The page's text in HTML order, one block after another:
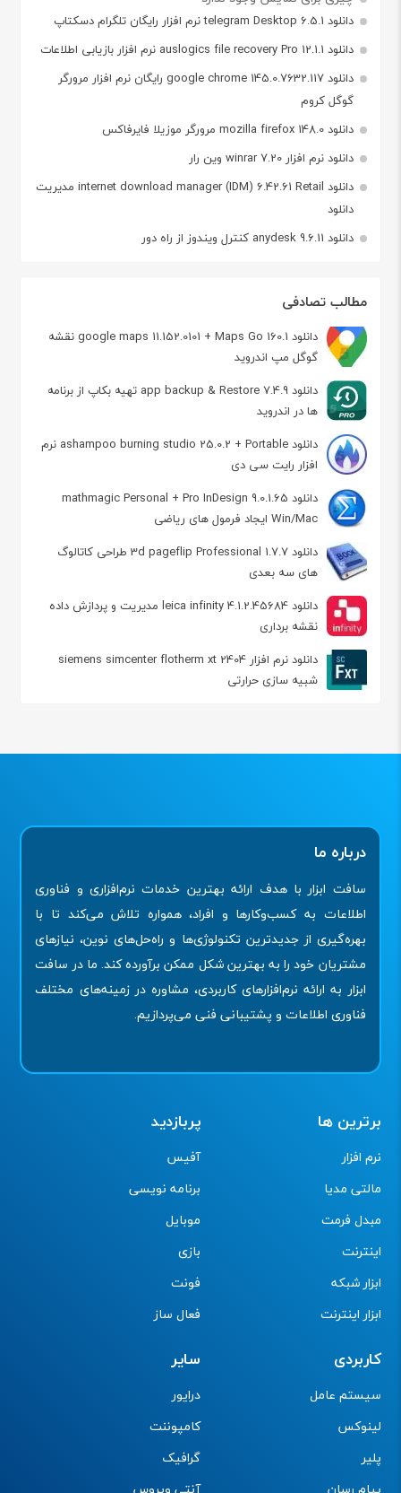
دانلود telegram Desktop 6.5.1 نرم افزار رایگان تلگرام دسکتاپ
دانلود auslogics file recovery Pro 12.1.1 نرم افزار بازیابی اطلاعات
دانلود google chrome 145.0.7632.117 رایگان نرم افزار مرورگر
گوگل کروم
دانلود mozilla firefox 148.0 مرورگر موزیلا فایرفاکس
دانلود نرم افزار winrar 7.20 وین رار
دانلود internet download manager (IDM) 6.42.61 Retail مدیریت
دانلود
دانلود anydesk 9.6.11 کنترل ویندوز از راه دور
مطالب تصادفی
دانلود google maps 11.152.0101 + Maps Go 160.1 نقشه
گوگل مپ اندروید
دانلود app backup & Restore 7.4.9 تهیه بکاپ از برنامه
ها در اندروید
دانلود ashampoo burning studio 25.0.2 + Portable نرم
افزار رایت سی دی
دانلود mathmagic Personal + Pro InDesign 9.0.1.65
Win/Mac ایجاد فرمول های ریاضی
دانلود 3d pageflip Professional 1.7.7 طراحی کاتالوگ
های سه بعدی
دانلود leica infinity 4.1.2.45684 مدیریت و پردازش داده
نقشه برداری
دانلود نرم افزار siemens simcenter flotherm xt 2404
شبیه سازی حرارتی
درباره ما
سافت ابزار با هدف ارائه بهترین خدمات نرم‌افزاری و فناوری
اطلاعات به کسب‌وکارها و افراد، همواره تلاش می‌کند تا با
بهره‌گیری از جدیدترین تکنولوژی‌ها و راه‌حل‌های نوین، نیازهای
مشتریان خود را به بهترین شکل ممکن برآورده کند. ما در سافت
ابزار به ارائه نرم‌افزارهای کاربردی، مشاوره در زمینه‌های مختلف
فناوری اطلاعات و پشتیبانی فنی می‌پردازیم.
برترین ها
نرم افزار
مالتی مدیا
مبدل فرمت
اینترنت
ابزار شبکه
ابزار اینترنت
پربازدید
آفیس
برنامه نویسی
موبایل
بازی
فونت
فعال ساز
کاربردی
سیستم عامل
لینوکس
پلیر
سایر
درایور
کامپوننت
گرافیک